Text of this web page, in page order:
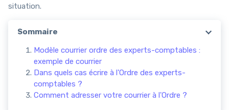
situation.
Sommaire
Modèle courrier ordre des experts-comptables :
exemple de courrier
Dans quels cas écrire à l'Ordre des experts-
comptables ?
Comment adresser votre courrier à l'Ordre ?